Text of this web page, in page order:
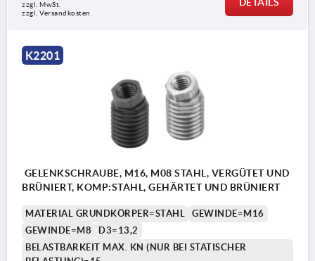
zzgl. MwSt.
zzgl. Versandkosten
K2201
GELENKSCHRAUBE, M16, M08 STAHL, VERGÜTET UND
BRÜNIERT, KOMP:STAHL, GEHÄRTET UND BRÜNIERT
MATERIAL GRUNDKÖRPER=STAHL
GEWINDE=M16
GEWINDE=M8
D3=13,2
BELASTBARKEIT MAX. KN (NUR BEI STATISCHER